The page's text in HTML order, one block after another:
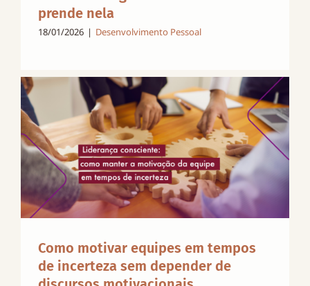
prende nela
18/01/2026 | Desenvolvimento Pessoal
Como motivar equipes em tempos
de incerteza sem depender de